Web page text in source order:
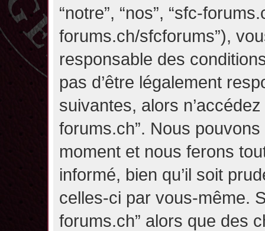
“notre”, “nos”, “sfc-
forums.ch/sfcforums”),
responsable des
pas d’être légalement
suivantes, alors
forums.ch”. Nous
moment et nous ferons
informé, bien qu’il soit
celles-ci par vous-même.
forums.ch” alors que des